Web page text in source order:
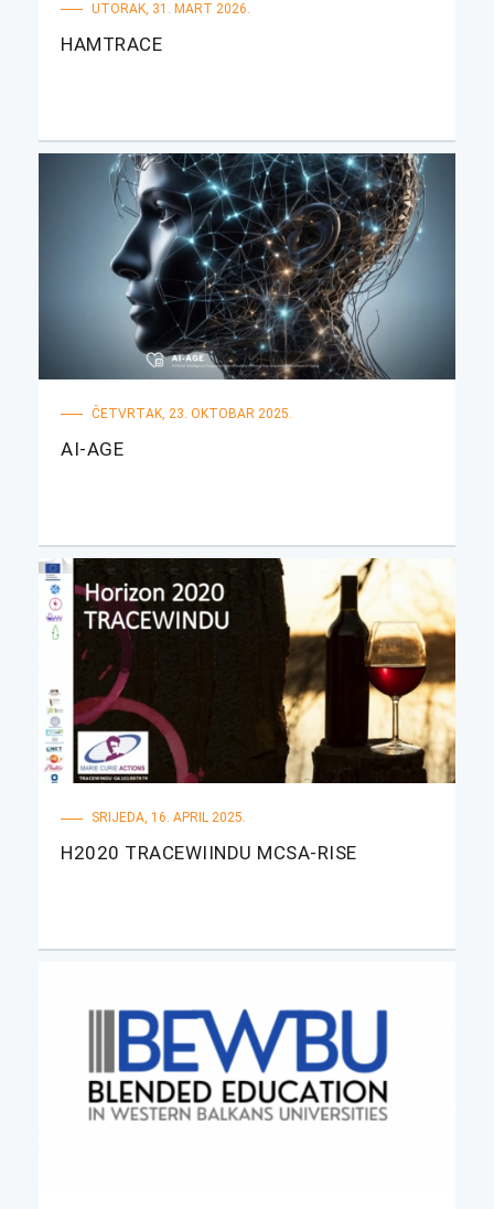
UTORAK, 31. MART 2026.
HAMTRACE
ČETVRTAK, 23. OKTOBAR 2025.
AI-AGE
SRIJEDA, 16. APRIL 2025.
H2020 TRACEWIINDU MCSA-RISE